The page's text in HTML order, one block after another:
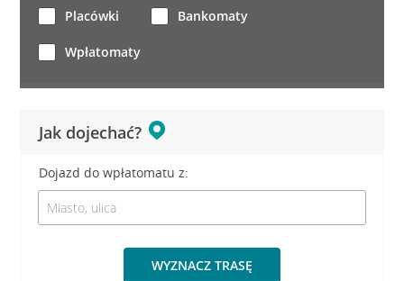
Jak dojechać?
Dojazd do wpłatomatu z:
WYZNACZ TRASĘ
Placówki Bankomaty
Wpłatomaty